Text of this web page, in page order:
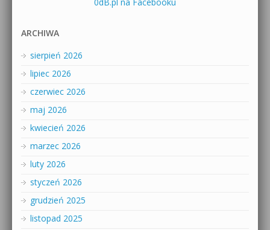
ARCHIWA
sierpień 2026
lipiec 2026
czerwiec 2026
maj 2026
kwiecień 2026
marzec 2026
luty 2026
styczeń 2026
grudzień 2025
listopad 2025